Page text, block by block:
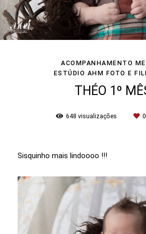
ACOMPANHAMENTO
ESTÚDIO AHM FOTO E
THÉO 1º
648 visualizações 0
Sisquinho mais lindoooo !!!